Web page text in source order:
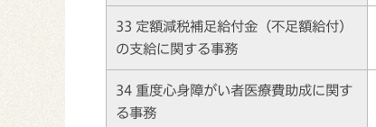
33 定額減税補足給付金（不足額給付）
の支給に関する事務
34 重度心身障がい者医療費助成に関す
る事務